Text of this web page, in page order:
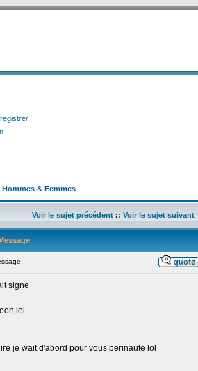
Hommes & Femmes
Voir le sujet précédent :: Voir le sujet suivant
signe
je wait d'abord pour vous berinaute lol